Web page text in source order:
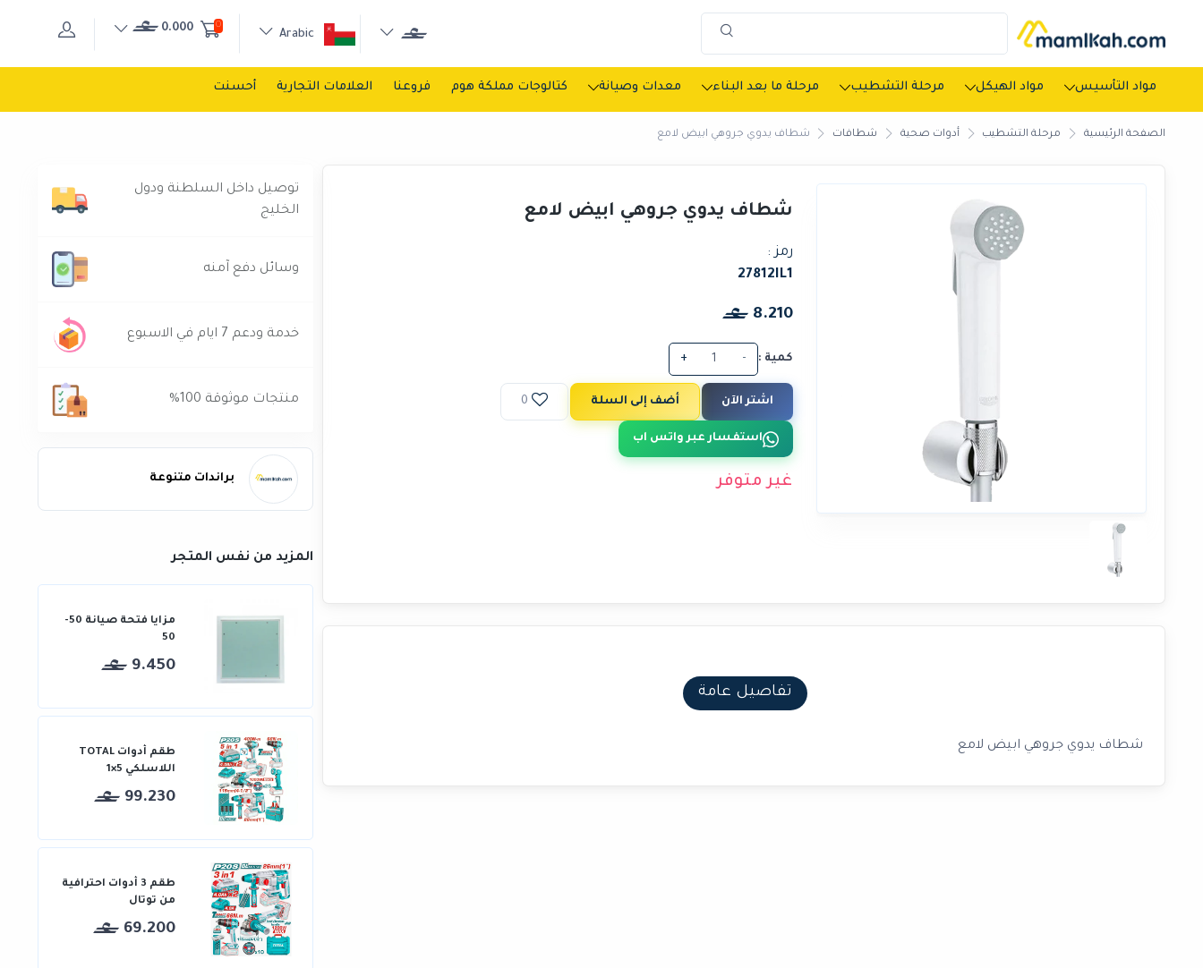
0
0.000
مواد التأسيس مواد الهيكل مرحلة التشطيب مرحلة ما بعد البناء معدات وصيانة كتالوجات مملكة هوم فروعنا العلامات التجارية أحسنت
الصفحة الرئيسية مرحلة التشطيب أدوات صحية شطافات شطاف يدوي جروهي ابيض لامع
شطاف يدوي جروهي ابيض لامع
رمز :
27812IL1
8.210
كمية : -
+
اشتر الآن أضف إلى السلة 0
استفسار عبر واتس اب
غير متوفر
تفاصيل عامة
شطاف يدوي جروهي ابيض لامع
توصيل داخل السلطنة ودول
الخليج
وسائل دفع آمنه
خدمة ودعم 7 ايام في الاسبوع
منتجات موثوقة 100%
براندات متنوعة
المزيد من نفس المتجر
مزايا فتحة صيانة 50-
50
9.450
طقم أدوات TOTAL
اللاسلكي 5×1
99.230
طقم 3 أدوات احترافية
من توتال
69.200